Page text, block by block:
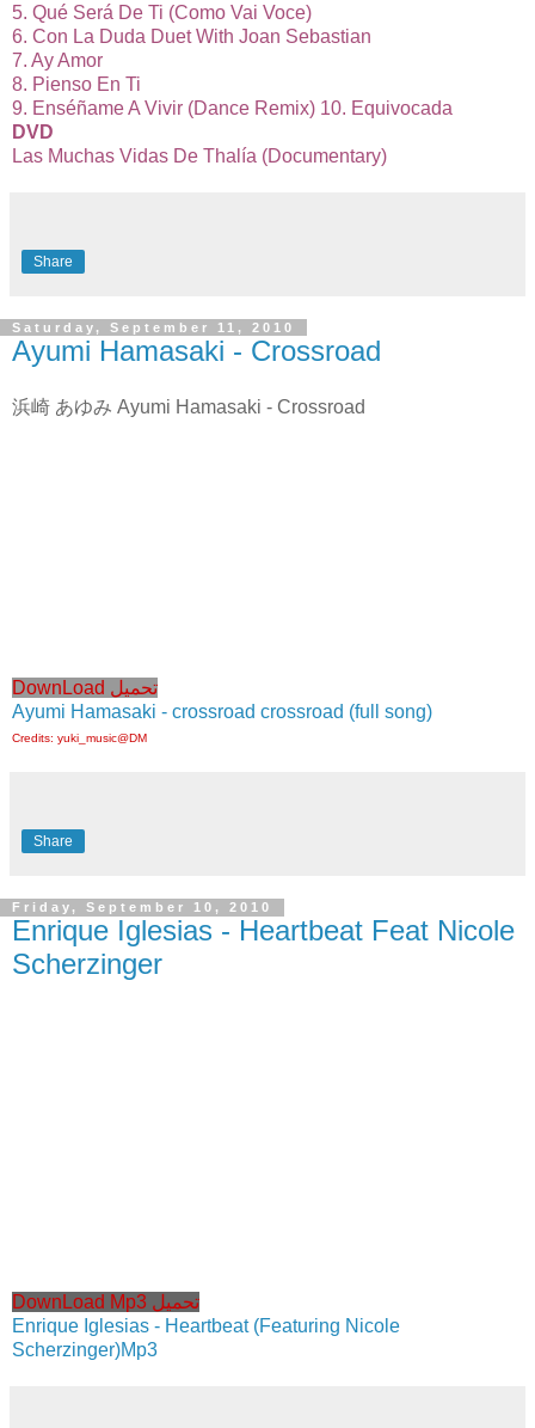
5. Qué Será De Ti (Como Vai Voce)
6. Con La Duda Duet With Joan Sebastian
7. Ay Amor
8. Pienso En Ti
9. Enséñame A Vivir (Dance Remix) 10. Equivocada
DVD
Las Muchas Vidas De Thalía (Documentary)
Share
Saturday, September 11, 2010
Ayumi Hamasaki - Crossroad
浜崎 あゆみ Ayumi Hamasaki - Crossroad
DownLoad تحميل
Ayumi Hamasaki - crossroad crossroad (full song)
Credits: yuki_music@DM
Share
Friday, September 10, 2010
Enrique Iglesias - Heartbeat Feat Nicole
Scherzinger
DownLoad Mp3 تحميل
Enrique Iglesias - Heartbeat (Featuring Nicole
Scherzinger)Mp3